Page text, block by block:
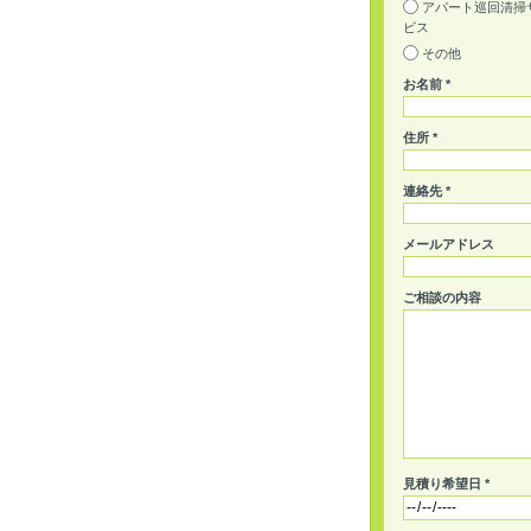
アパート巡回清掃
ビス
その他
お名前 *
住所 *
連絡先 *
メールアドレス
ご相談の内容
見積り希望日 *